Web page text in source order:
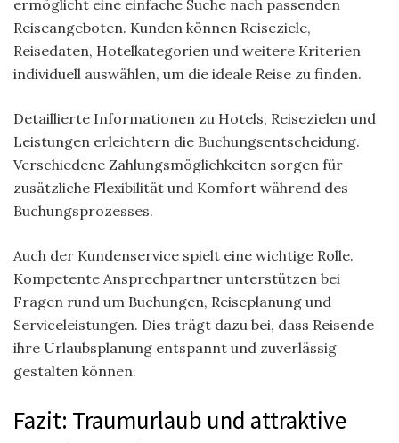
ermöglicht eine einfache Suche nach passenden
Reiseangeboten. Kunden können Reiseziele,
Reisedaten, Hotelkategorien und weitere Kriterien
individuell auswählen, um die ideale Reise zu finden.
Detaillierte Informationen zu Hotels, Reisezielen und
Leistungen erleichtern die Buchungsentscheidung.
Verschiedene Zahlungsmöglichkeiten sorgen für
zusätzliche Flexibilität und Komfort während des
Buchungsprozesses.
Auch der Kundenservice spielt eine wichtige Rolle.
Kompetente Ansprechpartner unterstützen bei
Fragen rund um Buchungen, Reiseplanung und
Serviceleistungen. Dies trägt dazu bei, dass Reisende
ihre Urlaubsplanung entspannt und zuverlässig
gestalten können.
Fazit: Traumurlaub und attraktive